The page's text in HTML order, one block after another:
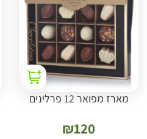
מארז מפואר 12 פרלינים
₪120